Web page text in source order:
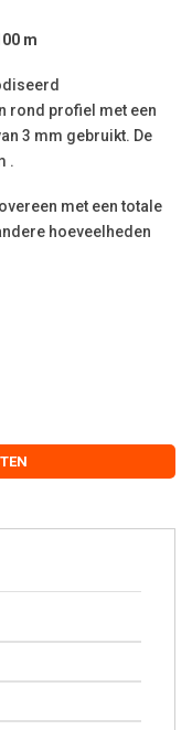
m
rond profiel met een
3 mm gebruikt. De
.
met een totale
hoeveelheden